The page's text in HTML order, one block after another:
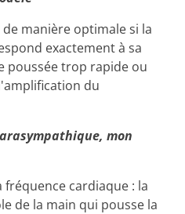
manière optimale si la
exactement à sa
poussée trop rapide ou
du
mon
fréquence cardiaque : la
de la main qui pousse la